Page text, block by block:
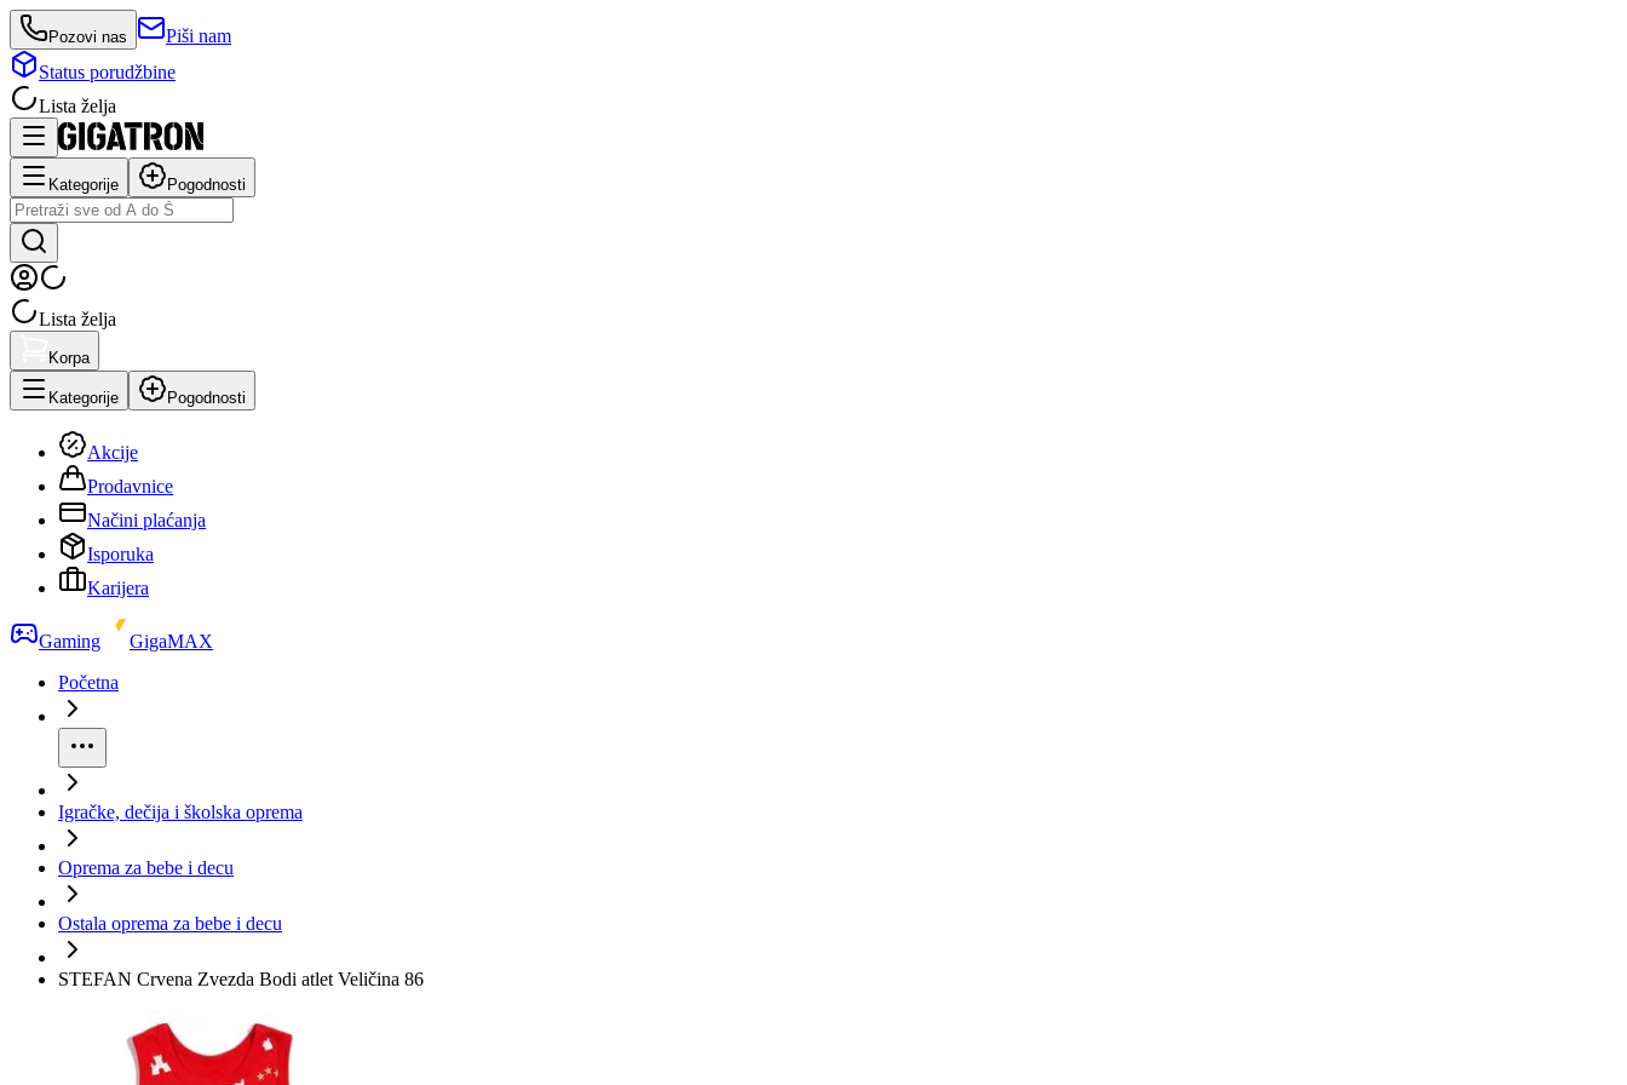
Pozovi nas
Piši nam
Status porudžbine
Lista želja
Kategorije Pogodnosti
Lista želja
Korpa
Kategorije Pogodnosti
Akcije
Prodavnice
Načini plaćanja
Isporuka
Karijera
Gaming
GigaMAX
Početna
Igračke, dečija i školska oprema
Oprema za bebe i decu
Ostala oprema za bebe i decu
STEFAN Crvena Zvezda Bodi atlet Veličina 86